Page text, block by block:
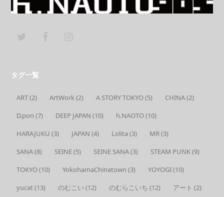
タグ一覧
ART(2) ArtWork(2) A STORY TOKYO(5) CHINA(2)
D.pon (7) DEEP JAPAN (10) h.NAOTO(10)
HARAJUKU (3) JAPAN (4) Lolita (3) MR(3)
SANA(8) SEINE(5) SEINE SANA(3) STEAM PUNK(9)
TOKYO(10) YokohamaChinatown (3) YOYOGI(10)
yucat(13) のむこい (12) のむらこいち (12) アート (2)